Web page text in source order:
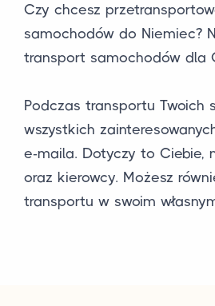
Czy chcesz
samochodów do Niemiec?
transport samochodów dla
Podczas transportu Twoich
wszystkich
e-maila. Dotyczy to Ciebie,
oraz kierowcy. Możesz
transportu w swoim